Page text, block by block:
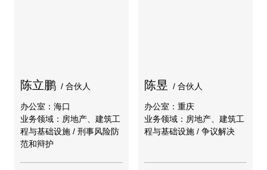
陈立鹏 / 合伙人
办公室：海口
业务领域：房地产、建筑工
程与基础设施 / 刑事风险防
范和辩护
陈昱 / 合伙人
办公室：重庆
业务领域：房地产、建筑工
程与基础设施 / 争议解决